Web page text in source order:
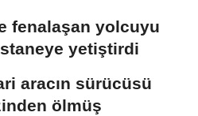
fenalaşan yolcuyu
yetiştirdi
aracın sürücüsü
ölmüş